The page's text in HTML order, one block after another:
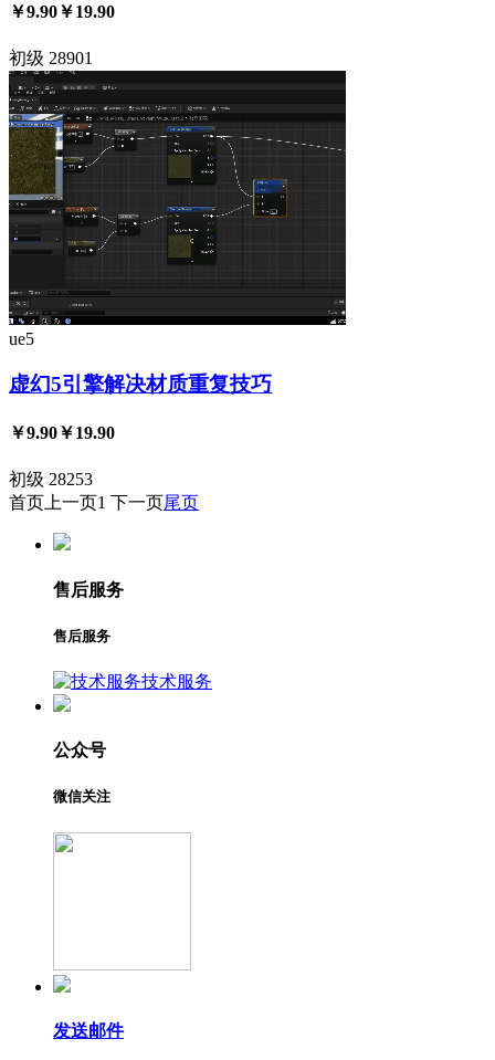
￥9.90￥19.90
初级 28901
ue5
虚幻5引擎解决材质重复技巧
￥9.90￥19.90
初级 28253
首页 上一页1 下一页尾页
售后服务
售后服务
技术服务
公众号
微信关注
发送邮件